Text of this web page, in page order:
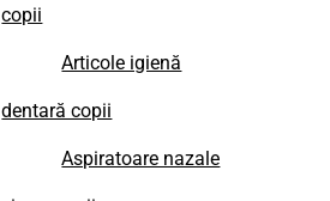
copii
Articole igienă
dentară copii
Aspiratoare nazale